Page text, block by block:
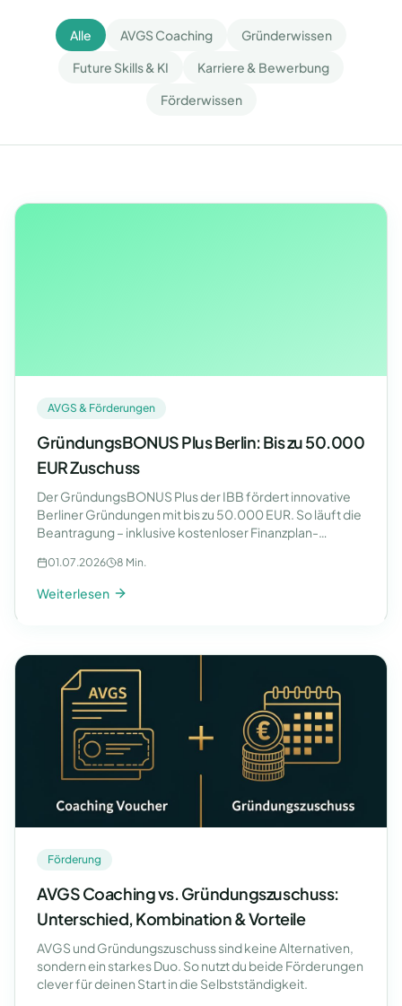
Alle AVGS Coaching
Gründerwissen
Future Skills & KI
Karriere & Bewerbung
Förderwissen
AVGS & Förderungen
GründungsBONUS Plus Berlin: Bis zu 50.000
EUR Zuschuss
Der GründungsBONUS Plus der IBB fördert innovative
Berliner Gründungen mit bis zu 50.000 EUR. So läuft die
Beantragung – inklusive kostenloser Finanzplan-
01.07.2026 8 Min.
Weiterlesen
Förderung
AVGS Coaching vs. Gründungszuschuss:
Unterschied, Kombination & Vorteile
AVGS und Gründungszuschuss sind keine Alternativen,
sondern ein starkes Duo. So nutzt du beide Förderungen
clever für deinen Start in die Selbstständigkeit.